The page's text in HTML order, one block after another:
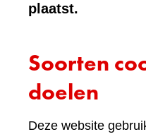
plaatst.
Soorten
doelen
Deze website